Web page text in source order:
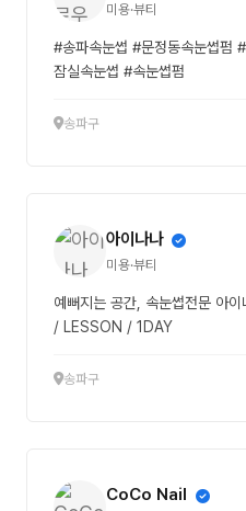
미용·뷰티
#송파속눈썹 #문정동속눈썹펌
잠실속눈썹 #속눈썹펌
송파구
아이나나
미용·뷰티
예뻐지는 공간, 속눈썹전문 아
/ LESSON / 1DAY
송파구
CoCo Nail